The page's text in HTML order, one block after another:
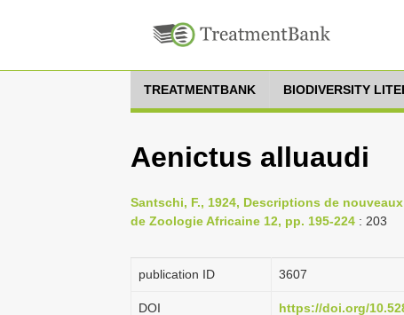
TREATMENTBANK BIODIVERSITY
Aenictus alluaudi
Santschi, F., 1924, Descriptions de
de Zoologie Africaine 12, pp. 195-224 : 203
publication ID 3607
DOI https://doi.org/